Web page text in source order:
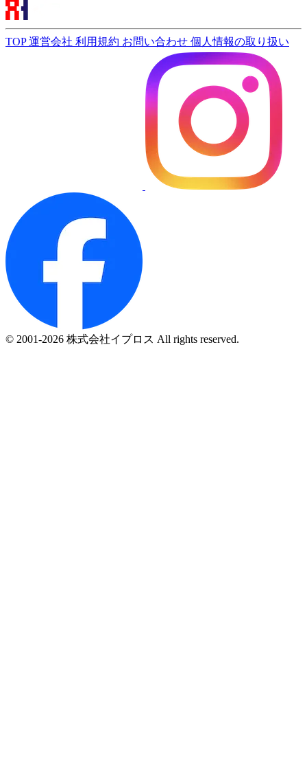
TOP運営会社 利用規約 お問い合わせ 個人情報の取り扱い
© 2001-2026 株式会社イプロス All rights reserved.